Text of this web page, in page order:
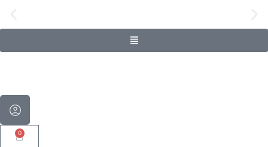
Livrare gratuită pentru comenzi de
0